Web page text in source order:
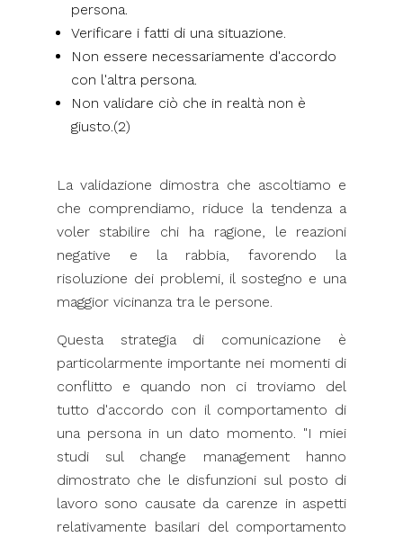
persona.
Verificare i fatti di una situazione.
Non essere necessariamente d'accordo
con l'altra persona.
Non validare ciò che in realtà non è
giusto.(2)
La validazione dimostra che ascoltiamo e
che comprendiamo, riduce la tendenza a
voler stabilire chi ha ragione, le reazioni
negative e la rabbia, favorendo la
risoluzione dei problemi, il sostegno e una
maggior vicinanza tra le persone.
Questa strategia di comunicazione è
particolarmente importante nei momenti di
conflitto e quando non ci troviamo del
tutto d'accordo con il comportamento di
una persona in un dato momento. "I miei
studi sul change management hanno
dimostrato che le disfunzioni sul posto di
lavoro sono causate da carenze in aspetti
relativamente basilari del comportamento